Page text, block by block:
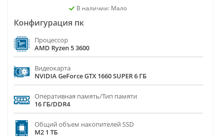
В наличии: Мало
Конфигурация пк
Процессор
AMD Ryzen 5 3600
Видеокарта
NVIDIA GeForce GTX 1660 SUPER 6 ГБ
Оперативная память/Тип памяти
16 ГБ/DDR4
Общий объем накопителей SSD
M2 1 ТБ